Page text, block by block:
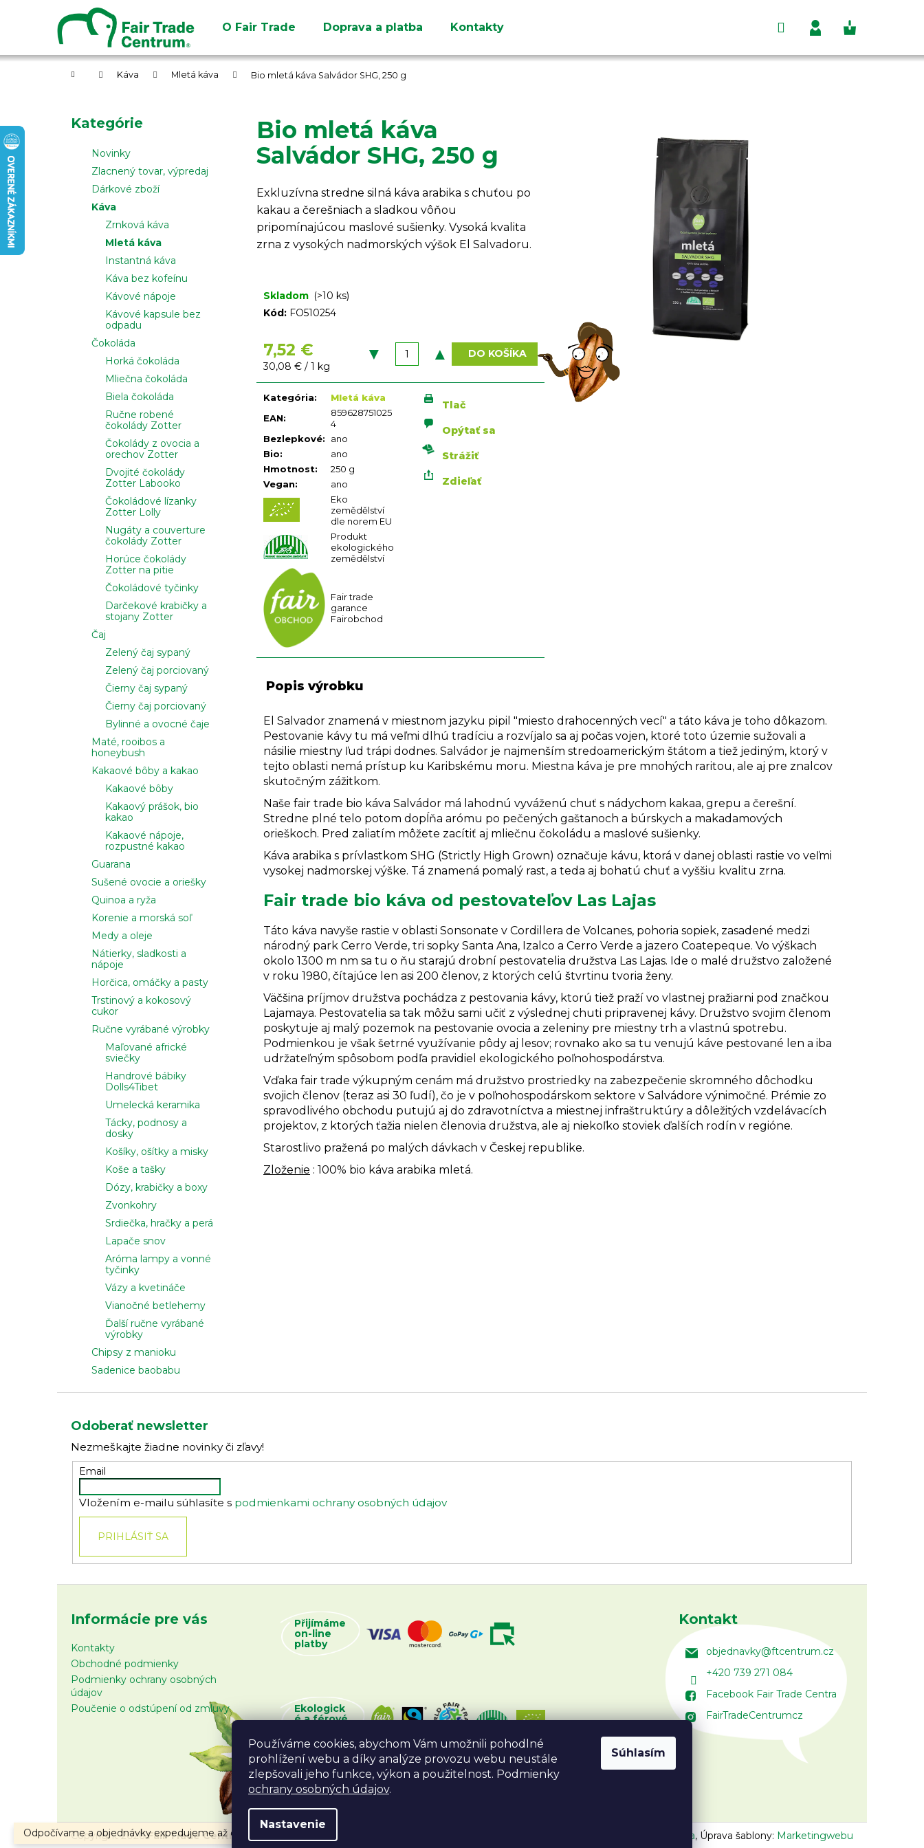
Používáme cookies, abychom Vám umožnili pohodlné
prohlížení webu a díky analýze provozu webu neustále
zlepšovali jeho funkce, výkon a použitelnost. Podmienky
ochrany osobných údajov.
Nastavenie
Súhlasím
Odpočívame a objednávky expedujeme až od 10.8.2026.
O Fair Trade Doprava a platba Kontakty
Hľadať
Prihlásenie
Nákupný
Domov Káva Mletá káva Bio mletá káva Salvádor SHG, 250 g
Preskočiť
kategórie
Kategórie
Novinky
Zlacnený tovar, výpredaj
Dárkové zboží
Káva
Zrnková káva
Mletá káva
Instantná káva
Káva bez kofeínu
Kávové nápoje
Kávové kapsule bez
odpadu
Čokoláda
Horká čokoláda
Mliečna čokoláda
Biela čokoláda
Ručne robené
čokolády Zotter
Čokolády z ovocia a
orechov Zotter
Dvojité čokolády
Zotter Labooko
Čokoládové lízanky
Zotter Lolly
Nugáty a couverture
čokolády Zotter
Horúce čokolády
Zotter na pitie
Čokoládové tyčinky
Darčekové krabičky a
stojany Zotter
Čaj
Zelený čaj sypaný
Zelený čaj porciovaný
Čierny čaj sypaný
Čierny čaj porciovaný
Bylinné a ovocné čaje
Maté, rooibos a
honeybush
Kakaové bôby a kakao
Kakaové bôby
Kakaový prášok, bio
kakao
Kakaové nápoje,
rozpustné kakao
Guarana
Sušené ovocie a oriešky
Quinoa a ryža
Korenie a morská soľ
Medy a oleje
Nátierky, sladkosti a
nápoje
Horčica, omáčky a pasty
Trstinový a kokosový
cukor
Ručne vyrábané výrobky
Maľované africké
sviečky
Handrové bábiky
Dolls4Tibet
Umelecká keramika
Tácky, podnosy a
dosky
Košíky, ošítky a misky
Koše a tašky
Dózy, krabičky a boxy
Zvonkohry
Srdiečka, hračky a perá
Lapače snov
Aróma lampy a vonné
tyčinky
Vázy a kvetináče
Vianočné betlehemy
Ďalší ručne vyrábané
výrobky
Chipsy z manioku
Sadenice baobabu
Bio mletá káva
Salvádor SHG, 250 g
Exkluzívna stredne silná káva arabika s chuťou po
kakau a čerešniach a sladkou vôňou
pripomínajúcou maslové sušienky. Vysoká kvalita
zrna z vysokých nadmorských výšok El Salvadoru.
Skladom (>10 ks)
Kód: FO510254
7,52 €
Jednotková
cena:
30,08 € / 1 kg
DO KOŠÍKA
Kategória:
Mletá káva
EAN:
859628751025
4
Bezlepkové:
ano
Bio:
ano
Hmotnost:
250 g
Vegan:
ano
Eko
zemědělství
dle norem EU
Produkt
ekologického
zemědělství
Fair trade
garance
Fairobchod
Tlač
Opýtať sa
Strážiť
Zdieľať
Popis výrobku
El Salvador znamená v miestnom jazyku pipil "miesto drahocenných vecí" a táto káva je toho dôkazom.
Pestovanie kávy tu má veľmi dlhú tradíciu a rozvíjalo sa aj počas vojen, ktoré toto územie sužovali a
násilie miestny ľud trápi dodnes. Salvádor je najmenším stredoamerickým štátom a tiež jediným, ktorý v
tejto oblasti nemá prístup ku Karibskému moru. Miestna káva je pre mnohých raritou, ale aj pre znalcov
skutočným zážitkom.
Naše fair trade bio káva Salvádor má lahodnú vyváženú chuť s nádychom kakaa, grepu a čerešní.
Stredne plné telo potom dopĺňa arómu po pečených gaštanoch a búrskych a makadamových
orieškoch. Pred zaliatím môžete zacítiť aj mliečnu čokoládu a maslové sušienky.
Káva arabika s prívlastkom SHG (Strictly High Grown) označuje kávu, ktorá v danej oblasti rastie vo veľmi
vysokej nadmorskej výške. Tá znamená pomalý rast, a teda aj bohatú chuť a vyššiu kvalitu zrna.
Fair trade bio káva od pestovateľov Las Lajas
Táto káva navyše rastie v oblasti Sonsonate v Cordillera de Volcanes, pohoria sopiek, zasadené medzi
národný park Cerro Verde, tri sopky Santa Ana, Izalco a Cerro Verde a jazero Coatepeque. Vo výškach
okolo 1300 m nm sa tu o ňu starajú drobní pestovatelia družstva Las Lajas. Ide o malé družstvo založené
v roku 1980, čítajúce len asi 200 členov, z ktorých celú štvrtinu tvoria ženy.
Väčšina príjmov družstva pochádza z pestovania kávy, ktorú tiež praží vo vlastnej pražiarni pod značkou
Lajamaya. Pestovatelia sa tak môžu sami učiť z výslednej chuti pripravenej kávy. Družstvo svojim členom
poskytuje aj malý pozemok na pestovanie ovocia a zeleniny pre miestny trh a vlastnú spotrebu.
Podmienkou je však šetrné využívanie pôdy aj lesov; rovnako ako sa tu venujú káve pestované len a iba
udržateľným spôsobom podľa pravidiel ekologického poľnohospodárstva.
Vďaka fair trade výkupným cenám má družstvo prostriedky na zabezpečenie skromného dôchodku
svojich členov (teraz asi 30 ľudí), čo je v poľnohospodárskom sektore v Salvádore výnimočné. Prémie zo
spravodlivého obchodu putujú aj do zdravotníctva a miestnej infraštruktúry a dôležitých vzdelávacích
projektov, z ktorých ťažia nielen členovia družstva, ale aj niekoľko stoviek ďalších rodín v regióne.
Starostlivo pražená po malých dávkach v Českej republike.
Zloženie : 100% bio káva arabika mletá.
í
Späť
do
Späť
do
Čo potrebujete nájsť?
HĽADAŤ
Odoberať newsletter
Nezmeškajte žiadne novinky či zľavy!
Email
Vložením e-mailu súhlasíte s podmienkami ochrany osobných údajov
PRIHLÁSIŤ SA
Informácie pre vás
Kontakty
Obchodné podmienky
Podmienky ochrany osobných
údajov
Poučenie o odstúpení od zmluvy
Přijímáme
on-line
platby
Ekologick
é a férové
Kontakt
objednavky@ftcentrum.cz
+420 739 271 084
Facebook Fair Trade Centra
FairTradeCentrumcz
Vojtěch Lunga, Úprava šablony: Marketingwebu
Copyright 2026Fair Trade Centrum . Všetky práva vyhradené.